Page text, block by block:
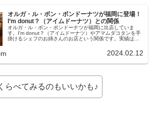
オルガ・ル・ボン・ボンドーナツが福岡に登場！
I’m donut？（アイムドーナツ）との関係
オルガ・ル・ボン・ボンドーナツが福岡に出店していま
す。I'm donut？（アイムドーナツ）やアマムダコタンを手
掛けるシェフのお姉さんのお店という関係です。実績はも
ーク調でドーナツを購入した後カフェ利用もできます。
2024.02.12
らべてみるのもいいかも♪